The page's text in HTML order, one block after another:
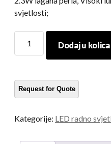
svjetlosti;
radna
Dodaj u kolica
Kategorije: LED radno